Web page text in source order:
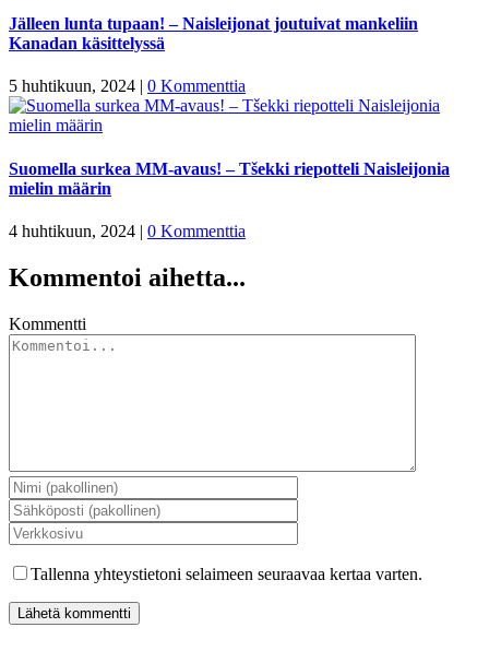
Jälleen lunta tupaan! – Naisleijonat joutuivat mankeliin
Kanadan käsittelyssä
5 huhtikuun, 2024 | 0 Kommenttia
Suomella surkea MM-avaus! – Tšekki riepotteli Naisleijonia
mielin määrin
4 huhtikuun, 2024 | 0 Kommenttia
Kommentoi aihetta...
Kommentti
Tallenna yhteystietoni selaimeen seuraavaa kertaa varten.